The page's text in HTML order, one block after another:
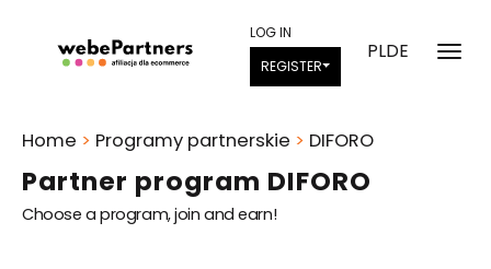
PLDE
LOG IN
REGISTER
Partner program DIFORO
Choose a program, join and earn!
Home > Programy partnerskie > DIFORO